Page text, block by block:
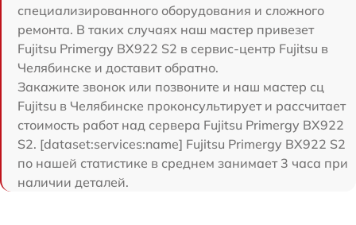
специализированного оборудования и сложного
ремонта. В таких случаях наш мастер привезет
Fujitsu Primergy BX922 S2 в сервис-центр Fujitsu в
Челябинске и доставит обратно.
Закажите звонок или позвоните и наш мастер сц
Fujitsu в Челябинске проконсультирует и рассчитает
стоимость работ над сервера Fujitsu Primergy BX922
S2. [dataset:services:name] Fujitsu Primergy BX922 S2
по нашей статистике в среднем занимает 3 часа при
наличии деталей.